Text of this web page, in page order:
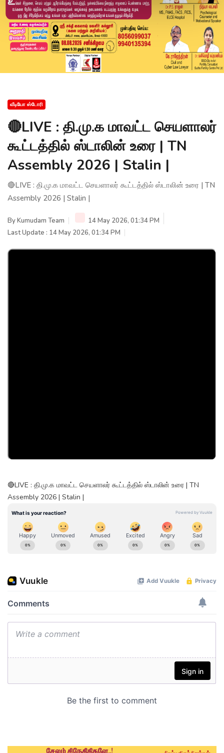
வீடியோ ஸ்டோரி
🔴LIVE : தி.மு.க மாவட்ட செயளாலர்
கூட்டத்தில் ஸ்டாலின் உரை | TN
Assembly 2026 | Stalin |
🔴LIVE : தி.மு.க மாவட்ட செயளாலர் கூட்டத்தில் ஸ்டாலின் உரை | TN
Assembly 2026 | Stalin |
ByKumudam Team
14 May 2026, 01:34 PM
Last Update : 14 May 2026, 01:34 PM
🔴LIVE : தி.மு.க மாவட்ட செயளாலர் கூட்டத்தில் ஸ்டாலின் உரை | TN
Assembly 2026 | Stalin |